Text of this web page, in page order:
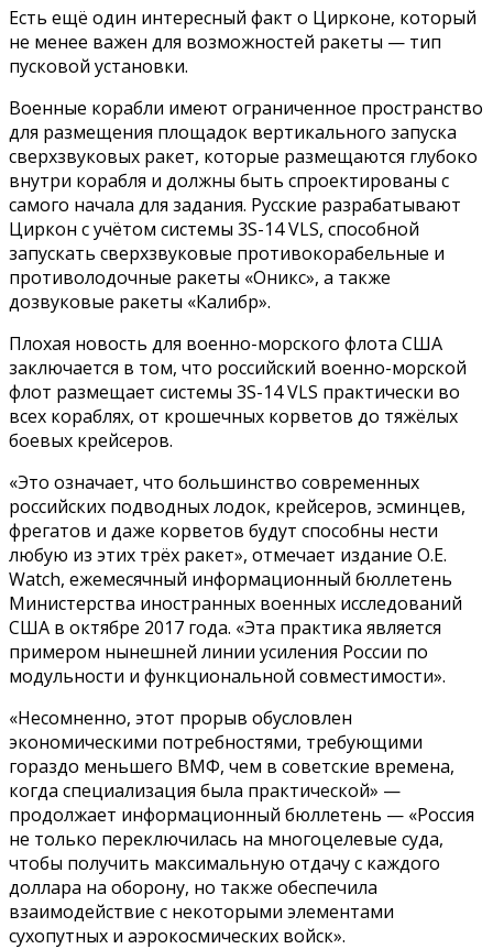
Есть ещё один интересный факт о Цирконе, который
не менее важен для возможностей ракеты — тип
пусковой установки.
Военные корабли имеют ограниченное пространство
для размещения площадок вертикального запуска
сверхзвуковых ракет, которые размещаются глубоко
внутри корабля и должны быть спроектированы с
самого начала для задания. Русские разрабатывают
Циркон с учётом системы 3S-14 VLS, способной
запускать сверхзвуковые противокорабельные и
противолодочные ракеты «Оникс», а также
дозвуковые ракеты «Калибр».
Плохая новость для военно-морского флота США
заключается в том, что российский военно-морской
флот размещает системы 3S-14 VLS практически во
всех кораблях, от крошечных корветов до тяжёлых
боевых крейсеров.
«Это означает, что большинство современных
российских подводных лодок, крейсеров, эсминцев,
фрегатов и даже корветов будут способны нести
любую из этих трёх ракет», отмечает издание О.Е.
Watch, ежемесячный информационный бюллетень
Министерства иностранных военных исследований
США в октябре 2017 года. «Эта практика является
примером нынешней линии усиления России по
модульности и функциональной совместимости».
«Несомненно, этот прорыв обусловлен
экономическими потребностями, требующими
гораздо меньшего ВМФ, чем в советские времена,
когда специализация была практической» —
продолжает информационный бюллетень — «Россия
не только переключилась на многоцелевые суда,
чтобы получить максимальную отдачу с каждого
доллара на оборону, но также обеспечила
взаимодействие с некоторыми элементами
сухопутных и аэрокосмических войск».